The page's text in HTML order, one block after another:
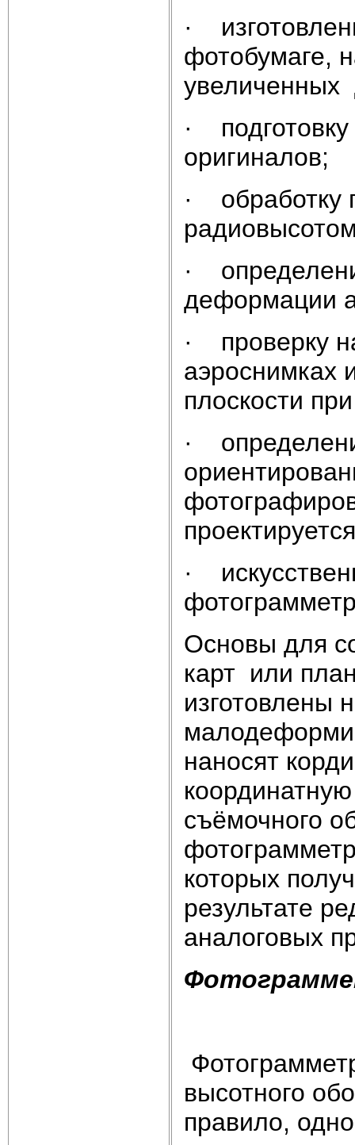
·
фотобумаге,
увеличенных
·
оригиналов;
· обработку
·
деформации
· проверку
аэроснимках
плоскости
·
·
Основы для
карт или
изготовлены
наносят
координатную
съёмочного
которых
результате
аналоговых
высотного
правило,